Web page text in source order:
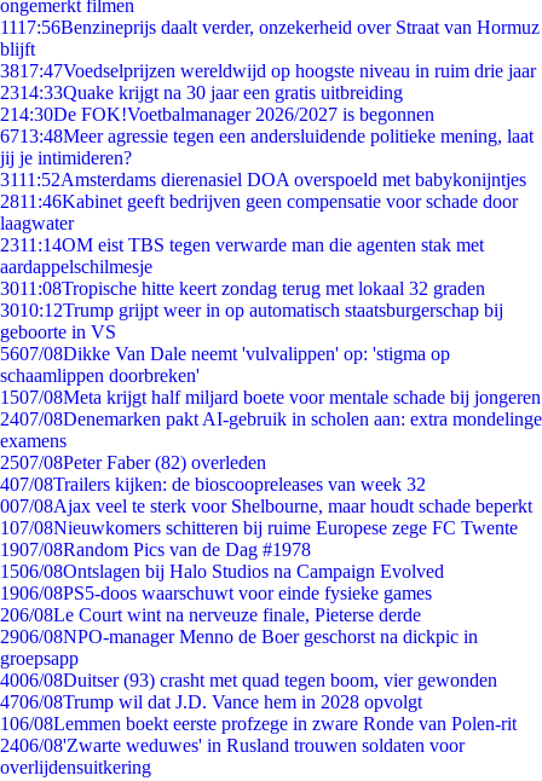
ongemerkt filmen
1117:56Benzineprijs daalt verder, onzekerheid over Straat van Hormuz
blijft
3817:47Voedselprijzen wereldwijd op hoogste niveau in ruim drie jaar
2314:33Quake krijgt na 30 jaar een gratis uitbreiding
214:30De FOK!Voetbalmanager 2026/2027 is begonnen
6713:48Meer agressie tegen een andersluidende politieke mening, laat
jij je intimideren?
3111:52Amsterdams dierenasiel DOA overspoeld met babykonijntjes
2811:46Kabinet geeft bedrijven geen compensatie voor schade door
laagwater
2311:14OM eist TBS tegen verwarde man die agenten stak met
aardappelschilmesje
3011:08Tropische hitte keert zondag terug met lokaal 32 graden
3010:12Trump grijpt weer in op automatisch staatsburgerschap bij
geboorte in VS
5607/08Dikke Van Dale neemt 'vulvalippen' op: 'stigma op
schaamlippen doorbreken'
1507/08Meta krijgt half miljard boete voor mentale schade bij jongeren
2407/08Denemarken pakt AI-gebruik in scholen aan: extra mondelinge
examens
2507/08Peter Faber (82) overleden
407/08Trailers kijken: de bioscoopreleases van week 32
007/08Ajax veel te sterk voor Shelbourne, maar houdt schade beperkt
107/08Nieuwkomers schitteren bij ruime Europese zege FC Twente
1907/08Random Pics van de Dag #1978
1506/08Ontslagen bij Halo Studios na Campaign Evolved
1906/08PS5-doos waarschuwt voor einde fysieke games
206/08Le Court wint na nerveuze finale, Pieterse derde
2906/08NPO-manager Menno de Boer geschorst na dickpic in
groepsapp
4006/08Duitser (93) crasht met quad tegen boom, vier gewonden
4706/08Trump wil dat J.D. Vance hem in 2028 opvolgt
106/08Lemmen boekt eerste profzege in zware Ronde van Polen-rit
2406/08'Zwarte weduwes' in Rusland trouwen soldaten voor
overlijdensuitkering